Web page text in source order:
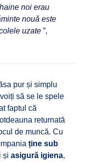
noi erau
nouă este
uzate ”,
pur și simplu
să se le spele
faptul că
returnată
de muncă. Cu
ține sub
și asigură igiena,